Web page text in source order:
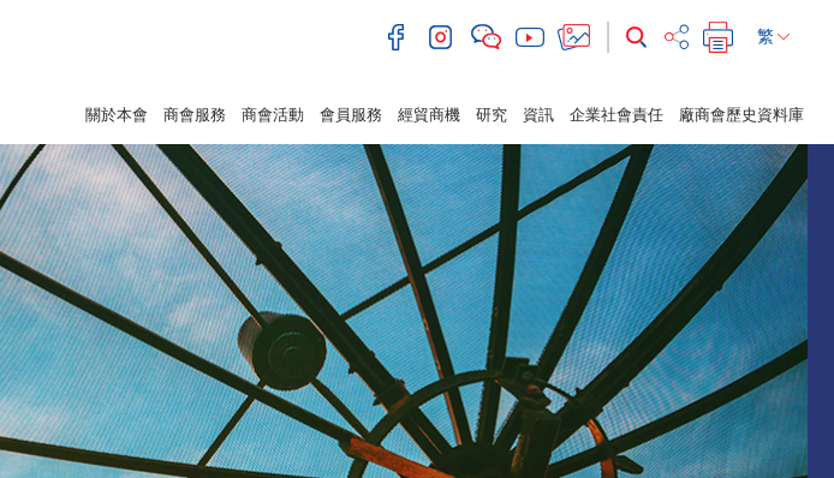
繁
關於本會 商會服務 商會活動 會員服務 經貿商機 研究 資訊 企業社會責任 廠商會歷史資料庫